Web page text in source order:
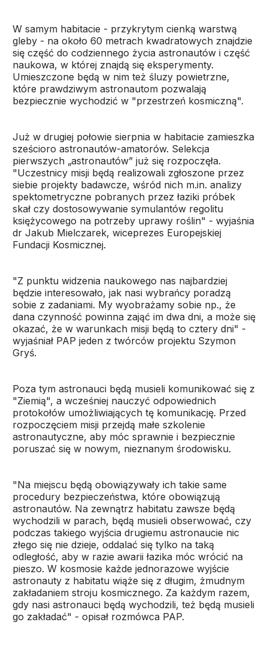
W samym habitacie - przykrytym cienką warstwą
gleby - na około 60 metrach kwadratowych znajdzie
się część do codziennego życia astronautów i część
naukowa, w której znajdą się eksperymenty.
Umieszczone będą w nim też śluzy powietrzne,
które prawdziwym astronautom pozwalają
bezpiecznie wychodzić w "przestrzeń kosmiczną".
Już w drugiej połowie sierpnia w habitacie zamieszka
sześcioro astronautów-amatorów. Selekcja
pierwszych „astronautów” już się rozpoczęła.
"Uczestnicy misji będą realizowali zgłoszone przez
siebie projekty badawcze, wśród nich m.in. analizy
spektometryczne pobranych przez łaziki próbek
skał czy dostosowywanie symulantów regolitu
księżycowego na potrzeby uprawy roślin" - wyjaśnia
dr Jakub Mielczarek, wiceprezes Europejskiej
Fundacji Kosmicznej.
"Z punktu widzenia naukowego nas najbardziej
będzie interesowało, jak nasi wybrańcy poradzą
sobie z zadaniami. My wyobrażamy sobie np., że
dana czynność powinna zająć im dwa dni, a może się
okazać, że w warunkach misji będą to cztery dni" -
wyjaśniał PAP jeden z twórców projektu Szymon
Gryś.
Poza tym astronauci będą musieli komunikować się z
"Ziemią", a wcześniej nauczyć odpowiednich
protokołów umożliwiających tę komunikację. Przed
rozpoczęciem misji przejdą małe szkolenie
astronautyczne, aby móc sprawnie i bezpiecznie
poruszać się w nowym, nieznanym środowisku.
"Na miejscu będą obowiązywały ich takie same
procedury bezpieczeństwa, które obowiązują
astronautów. Na zewnątrz habitatu zawsze będą
wychodzili w parach, będą musieli obserwować, czy
podczas takiego wyjścia drugiemu astronaucie nic
złego się nie dzieje, oddalać się tylko na taką
odległość, aby w razie awarii łazika móc wrócić na
pieszo. W kosmosie każde jednorazowe wyjście
astronauty z habitatu wiąże się z długim, żmudnym
zakładaniem stroju kosmicznego. Za każdym razem,
gdy nasi astronauci będą wychodzili, też będą musieli
go zakładać" - opisał rozmówca PAP.